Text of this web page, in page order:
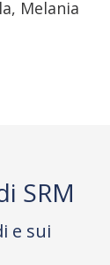
Melania
SRM
e sui